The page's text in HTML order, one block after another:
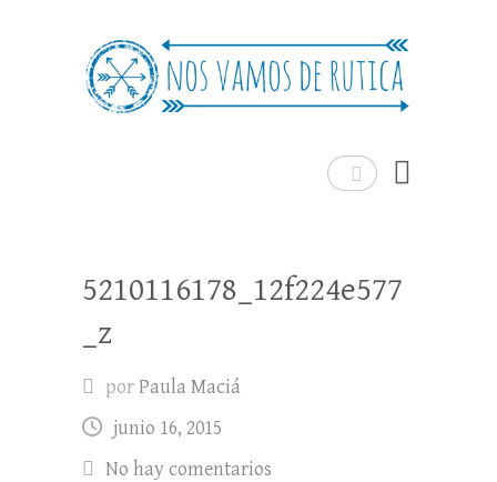
Buscar
Nos Vamos de Rutica
5210116178_12f224e577
_z
porPaula Maciá
junio 16, 2015
No hay comentarios